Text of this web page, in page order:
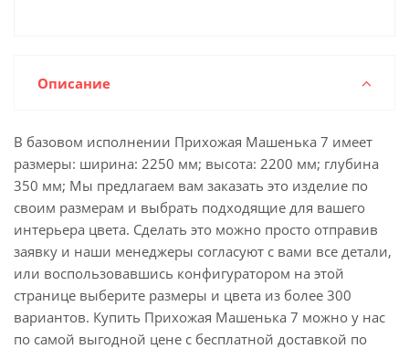
Описание
В базовом исполнении Прихожая Машенька 7 имеет
размеры: ширина: 2250 мм; высота: 2200 мм; глубина
350 мм; Мы предлагаем вам заказать это изделие по
своим размерам и выбрать подходящие для вашего
интерьера цвета. Сделать это можно просто отправив
заявку и наши менеджеры согласуют с вами все детали,
или воспользовавшись конфигуратором на этой
странице выберите размеры и цвета из более 300
вариантов. Купить Прихожая Машенька 7 можно у нас
по самой выгодной цене с бесплатной доставкой по